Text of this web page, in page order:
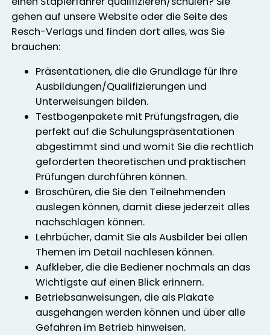
gehen auf unsere Website oder die Seite des
Resch-Verlags und finden dort alles, was Sie
brauchen:
Präsentationen, die die Grundlage für Ihre
Ausbildungen/Qualifizierungen und
Unterweisungen bilden.
Testbogenpakete mit Prüfungsfragen, die
perfekt auf die Schulungspräsentationen
abgestimmt sind und womit Sie die rechtlich
geforderten theoretischen und praktischen
Prüfungen durchführen können.
Broschüren, die Sie den Teilnehmenden
auslegen können, damit diese jederzeit alles
nachschlagen können.
Lehrbücher, damit Sie als Ausbilder bei allen
Themen im Detail nachlesen können.
Aufkleber, die die Bediener nochmals an das
Wichtigste auf einen Blick erinnern.
Betriebsanweisungen, die als Plakate
ausgehangen werden können und über alle
Gefahren im Betrieb hinweisen.